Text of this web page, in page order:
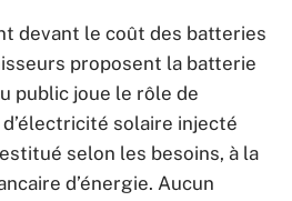
devant le coût des batteries
proposent la batterie
public joue le rôle de
solaire injecté
selon les besoins, à la
d’énergie. Aucun